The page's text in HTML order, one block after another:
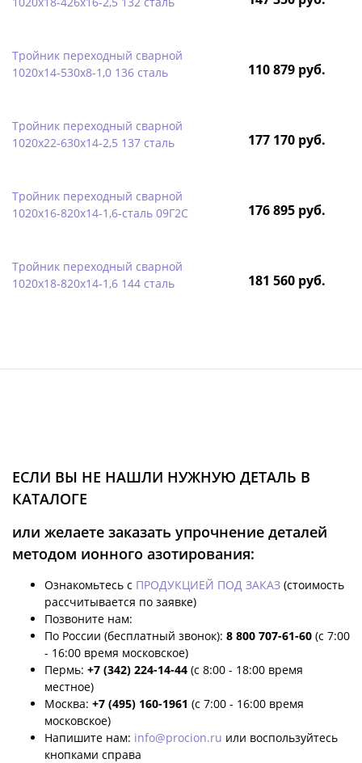
Тройник переходный сварной
1020х14-530х8-1,0 136 сталь
110 879 руб.
Тройник переходный сварной
1020х22-630х14-2,5 137 сталь
177 170 руб.
Тройник переходный сварной
1020х16-820х14-1,6-сталь 09Г2С
176 895 руб.
Тройник переходный сварной
1020х18-820х14-1,6 144 сталь
181 560 руб.
ЕСЛИ ВЫ НЕ НАШЛИ НУЖНУЮ ДЕТАЛЬ В
КАТАЛОГЕ
или желаете заказать упрочнение деталей
методом ионного азотирования:
Ознакомьтесь с ПРОДУКЦИЕЙ ПОД ЗАКАЗ (стоимость
рассчитывается по заявке)
Позвоните нам:
По России (бесплатный звонок): 8 800 707-61-60 (с 7:00
- 16:00 время московское)
Пермь: +7 (342) 224-14-44 (с 8:00 - 18:00 время
местное)
Москва: +7 (495) 160-1961 (с 7:00 - 16:00 время
московское)
Напишите нам: info@procion.ru или воспользуйтесь
кнопками справа